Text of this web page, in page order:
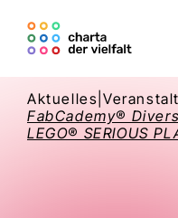
Aktuelles |
FabCademy®
LEGO® SERIOUS